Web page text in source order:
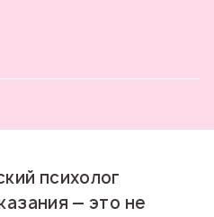
психолог
— это не